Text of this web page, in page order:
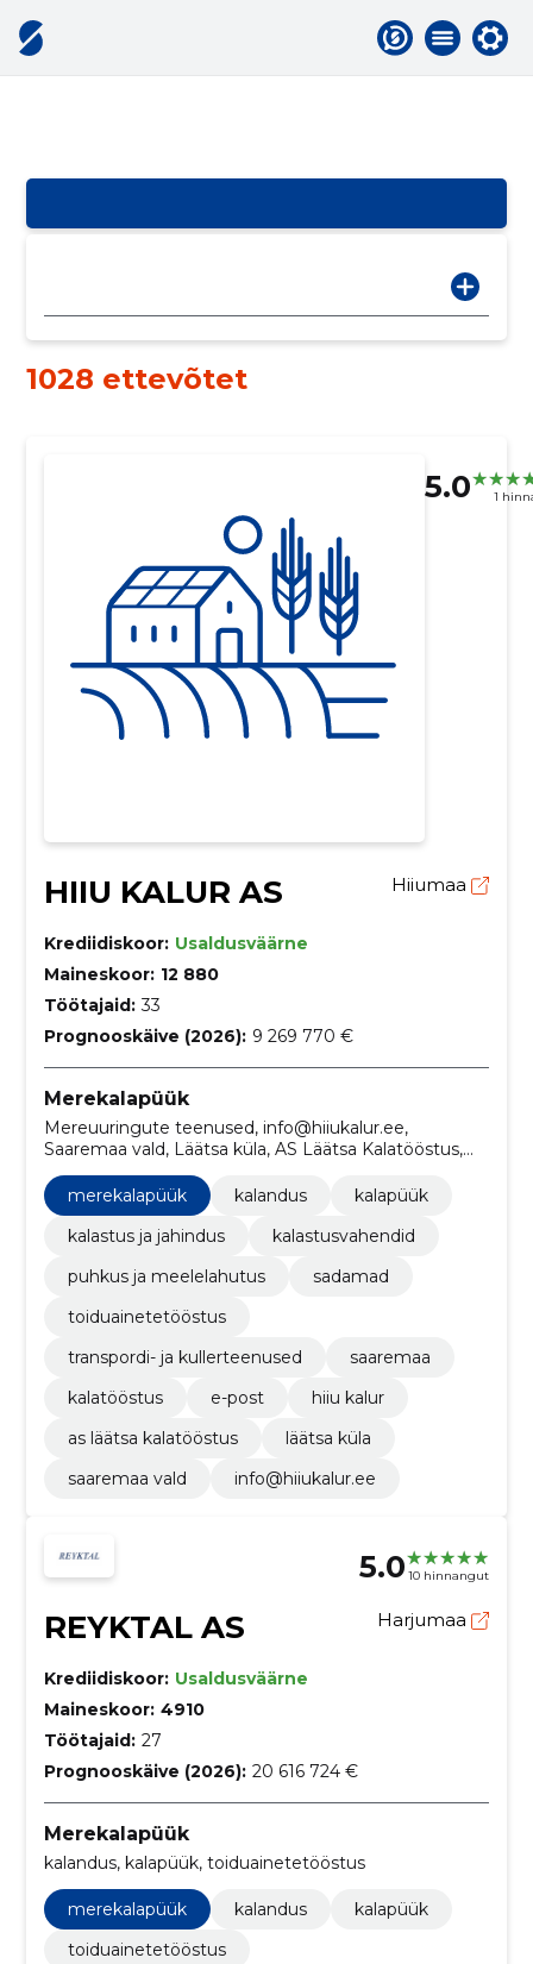
1028 ettevõtet
5.0 1
HIIU KALUR AS Hiiumaa
Krediidiskoor: Usaldusväärne
Maineskoor: 12 880
Töötajaid: 33
Prognooskäive (2026): 9 269 770 €
Merekalapüük
Mereuuringute teenused, info@hiiukalur.ee,
Saaremaa vald, Läätsa küla, AS Läätsa Kalatööstus,
Hiiu Kalur, e-post, kalatööstus, Saaremaa, kalandus
merekalapüük
kalandus
kalapüük
kalastus ja jahindus
kalastusvahendid
puhkus ja meelelahutus
sadamad
toiduainetetööstus
transpordi- ja kullerteenused
saaremaa
kalatööstus
e-post
hiiu kalur
as läätsa kalatööstus
läätsa küla
saaremaa vald
info@hiiukalur.ee
5.0 10 hinnangut
REYKTAL AS Harjumaa
Krediidiskoor: Usaldusväärne
Maineskoor: 4910
Töötajaid: 27
Prognooskäive (2026): 20 616 724 €
Merekalapüük
kalandus, kalapüük, toiduainetetööstus
merekalapüük kalandus
kalapüük
toiduainetetööstus